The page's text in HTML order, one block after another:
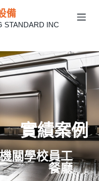
備
STANDARD INC
1
實績案例
關學校員工
餐廳